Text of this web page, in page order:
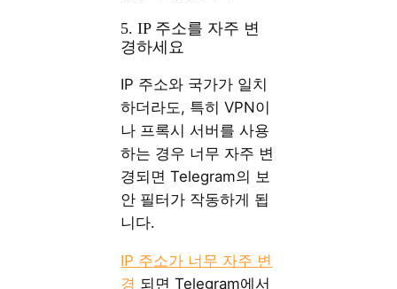
5. IP 주소를 자주 변
경하세요
IP 주소와 국가가 일치
하더라도, 특히 VPN이
나 ​​프록시 서버를 사용
하는 경우 너무 자주 변
경되면 Telegram의 보
안 필터가 작동하게 됩
니다.
IP 주소가 너무 자주 변
경 되면 Telegram에서